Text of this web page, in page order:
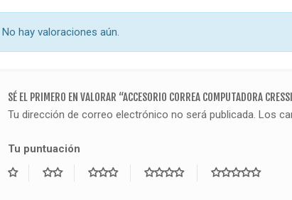
No hay valoraciones aún.
SÉ EL PRIMERO EN VALORAR “ACCESORIO CORREA COMPUTADORA
Tu dirección de correo electrónico no será publicada. Los
Tu puntuación